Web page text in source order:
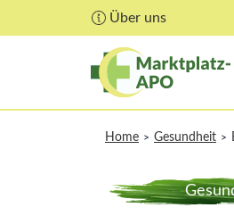
Über uns
Home > Gesundheit >